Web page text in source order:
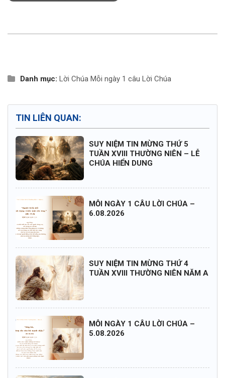
Danh mục: Lời Chúa Mỗi ngày 1 câu Lời Chúa
TIN LIÊN QUAN:
SUY NIỆM TIN MỪNG THỨ 5
TUẦN XVIII THƯỜNG NIÊN – LỄ
CHÚA HIỂN DUNG
MỖI NGÀY 1 CÂU LỜI CHÚA –
6.08.2026
SUY NIỆM TIN MỪNG THỨ 4
TUẦN XVIII THƯỜNG NIÊN NĂM A
MỖI NGÀY 1 CÂU LỜI CHÚA –
5.08.2026